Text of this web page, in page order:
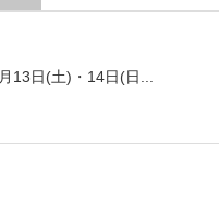
13日(土)・14日(日...